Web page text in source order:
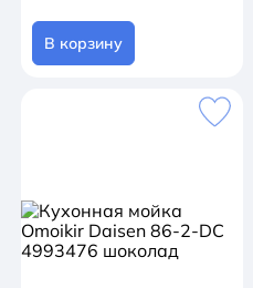
В корзину